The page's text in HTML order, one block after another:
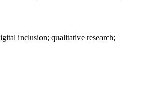
inclusion; qualitative research;